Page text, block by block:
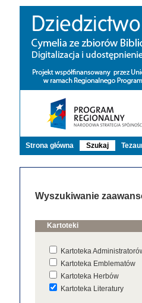
Strona główna Szukaj
Wyszukiwanie
Kartoteki
Kartoteka
Kartoteka Emblematów
Kartoteka Herbów
Kartoteka Literatury